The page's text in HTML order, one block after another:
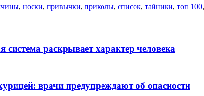
, носки, привычки, приколы, список, тайники, топ 100,
раскрывает характер человека
врачи предупреждают об опасности